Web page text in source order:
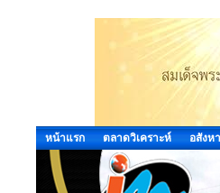
หน้าแรก ตลาดวิเคราะห์ อสังหา